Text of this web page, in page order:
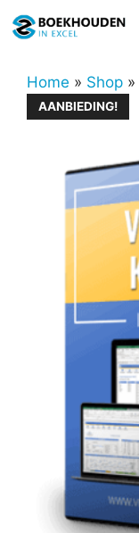
naar
inhoudHome » Shop »
AANBIEDING!